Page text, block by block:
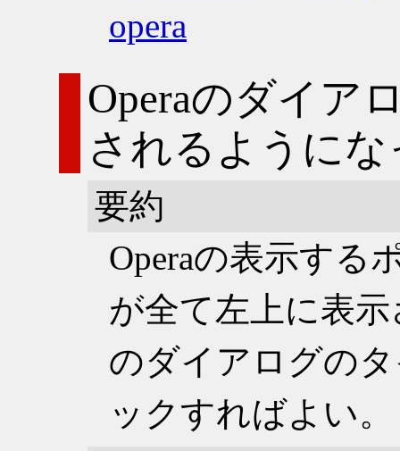
opera
Operaのダイア
されるように
要約
Operaの表示する
が全て左上に表
のダイアログの
ックすればよい。